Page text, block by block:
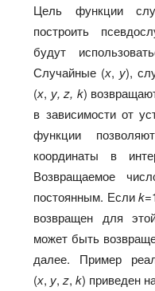
Цель функции
построить
будут
Случайные (х, у),
(х, у, z, k)
в зависимости от
функции
координаты в
Возвращаемое
постоянным. Если k=
возвращен для
может быть
далее. Пример
(х, у, z, k) приведен